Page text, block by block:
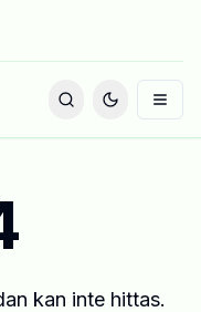
kan inte hittas.